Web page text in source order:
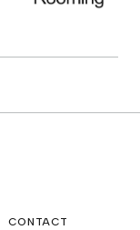
CONTACT